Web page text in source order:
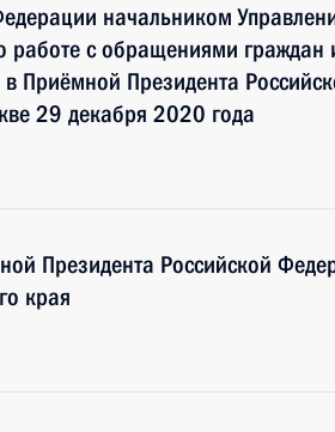
начальником
работе с обращениями граждан
Приёмной Президента
29 декабря 2020 года
Президента Российской
края